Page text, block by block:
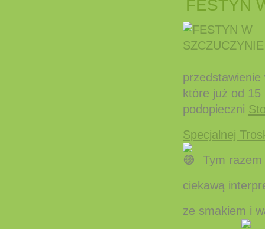
FESTYN
które już od
podopieczni
Specjalnej
Tym razem
ciekawą
ze smakiem i